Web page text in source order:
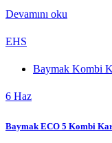
Devamını oku
EHS
Baymak Kombi
6 Haz
Baymak ECO 5 Kombi